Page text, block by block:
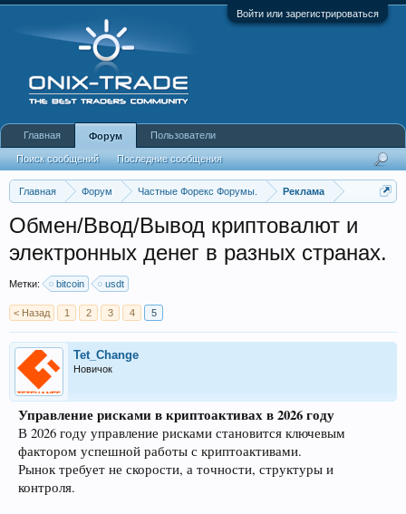
Войти или зарегистрироваться
Главная Форум Частные Форекс Форумы. Реклама
Обмен/Ввод/Вывод криптовалют и
электронных денег в разных странах.
Метки: bitcoin usdt
< Назад 1 2 3 4 5
Tet_Change
Новичок
Управление рисками в криптоактивах в 2026 году
В 2026 году управление рисками становится ключевым
фактором успешной работы с криптоактивами.
Рынок требует не скорости, а точности, структуры и
контроля.
Главная Форум
Поиск сообщений Последние сообщения
Пользователи